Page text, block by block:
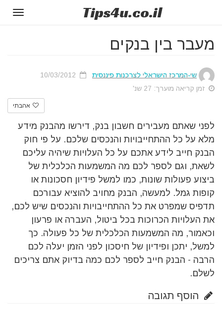
Tips4u.co.il
מעבר בין בנקים
שי-המרכז הישראלי לצרכנות פיננסית
זמן קריאה מוערך: 27 שנ'
אהבתי
לפני שאתם מעבירים חשבון בנק, דירשו מהבנק מידע
מלא על כל ההתחייבויות והנכסים שלכם. על פי חוק
הבנק חייב לידע אתכם על כל העלויות שיהיה עליכם
לשאת, וגם לספר לכם מה המשמעות הכלכלית של
ביצוע פעולות שונות, כמו למשל פידיון חסכונות או
קופות גמל. למעשה, הבנק מחויב להוציא עבורכם
תדפיס שמפרט את כל ההתחייבויות והנכסים שיש לכם,
את העלויות הכרוכות בכל ביטול, העברה או פרעון
וכאמור, מה המשמעות הכלכלית של כל פעולה. כך
למשל, יתכן ופידיון של חיסכון לפני הזמן יעלה לכם
הרבה - הבנק חייב לספר לכם כמה בדיוק אתם צריכים
לשלם.
הוסף תגובה